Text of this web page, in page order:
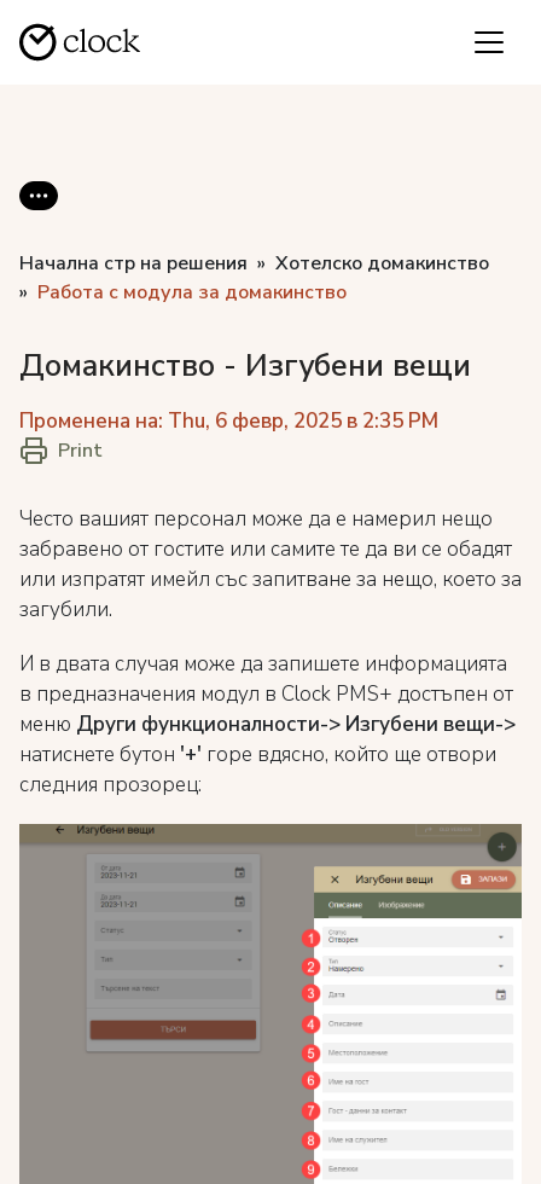
Начална стр на решения
Хотелско домакинство
Работа с модула за домакинство
Домакинство - Изгубени вещи
Променена на: Thu, 6 февр, 2025 в 2:35 PM
Print
Често вашият персонал може да е намерил нещо
забравено от гостите или самите те да ви се обадят
или изпратят имейл със запитване за нещо, което за
загубили.
И в двата случая може да запишете информацията
в предназначения модул в Clock PMS+ достъпен от
меню Други функционалности-> Изгубени вещи->
натиснете бутон '+' горе вдясно, който ще отвори
следния прозорец: